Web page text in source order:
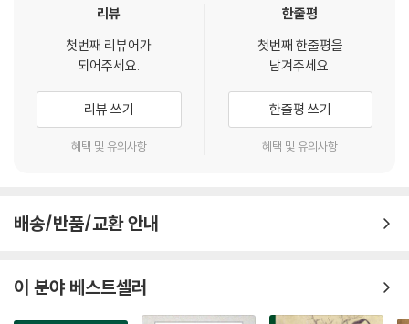
안 교수는 책에서 다음과 같이 갈무리함으로써 출간 목적을 암시했다.“『논
는데요. 저는 이 책을 통해서 앞으로 대한민국을 이끌 리더들에게 ‘도’가 무
엇인지, 그리고 어떤 길을 걸어야 하는지를 보여주고 싶은 겁니다.”
리뷰
첫번째 리뷰어가
되어주세요.
리뷰 쓰기
혜택 및 유의사항
한줄평
첫번째 한줄평을
남겨주세요.
한줄평 쓰기
혜택 및 유의사항
배송/반품/교환 안내
이 분야 베스트셀러